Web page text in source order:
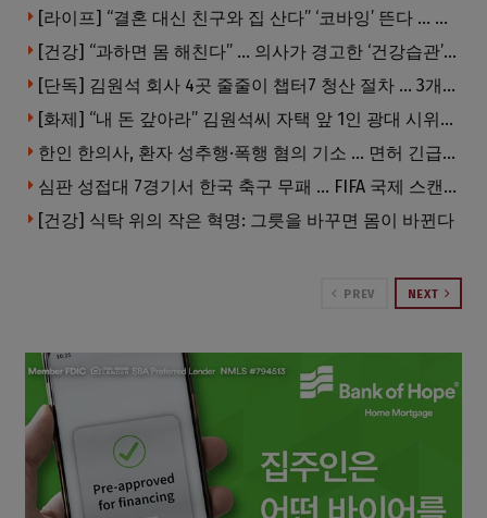
[라이프] “결혼 대신 친구와 집 산다” ‘코바잉’ 뜬다 … 내 집 마련 공식 바뀌었다
[건강] “과하면 몸 해친다” … 의사가 경고한 ‘건강습관’ 5가지
[단독] 김원석 회사 4곳 줄줄이 챕터7 청산 절차 … 3개 법인 같은 날 동시 파산 신청
[화제] “내 돈 갚아라” 김원석씨 자택 앞 1인 광대 시위 … 한인 투자사, “108만 달러 못받아”
한인 한의사, 환자 성추행·폭행 혐의 기소 … 면허 긴급정지
심판 성접대 7경기서 한국 축구 무패 … FIFA 국제 스캔들 번지나
[건강] 식탁 위의 작은 혁명: 그릇을 바꾸면 몸이 바뀐다
PREV NEXT